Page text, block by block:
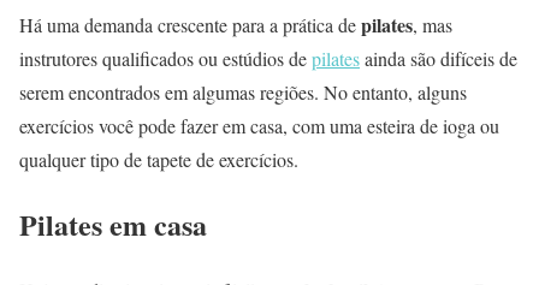
Há uma demanda crescente para a prática depilates, mas
instrutores qualificados ou estúdios depilatesainda são difíceis de
serem encontrados em algumas regiões. No entanto, alguns
exercícios você pode fazer em casa, com uma esteira de ioga ou
qualquer tipo de tapete de exercícios.
Pilates em casa